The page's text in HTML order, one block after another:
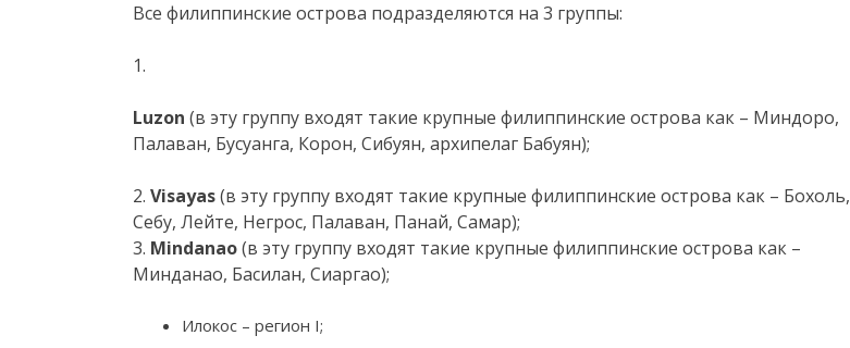
Все филиппинские острова подразделяются на 3 группы:
1.
Luzon (в эту группу входят такие крупные филиппинские острова как – Миндоро,
Палаван, Бусуанга, Корон, Сибуян, архипелаг Бабуян);
2. Visayas(в эту группу входят такие крупные филиппинские острова как – Бохоль,
Себу, Лейте, Негрос, Палаван, Панай, Самар);
3. Mindanao(в эту группу входят такие крупные филиппинские острова как –
Минданао, Басилан, Сиаргао);
Илокос – регион I;